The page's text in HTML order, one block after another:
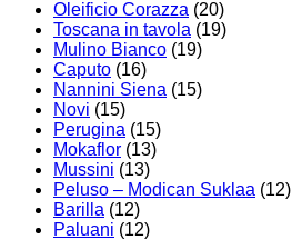
Oleificio Corazza (20)
Toscana in tavola (19)
Mulino Bianco (19)
Caputo (16)
Nannini Siena (15)
Novi (15)
Perugina (15)
Mokaflor (13)
Mussini (13)
Peluso – Modican Suklaa (12)
Barilla (12)
Paluani (12)